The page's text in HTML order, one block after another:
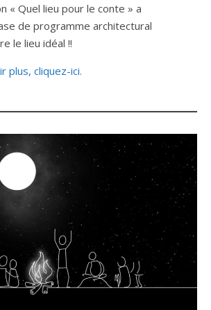
« Quel lieu pour le conte » a
de programme architectural
le lieu idéal !!
plus, cliquez-ici.